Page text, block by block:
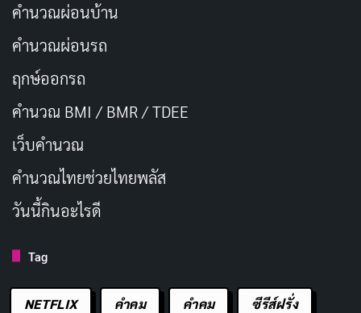
คำนวณผ่อนบ้าน
คำนวณผ่อนรถ
ฤกษ์ออกรถ
คำนวณ BMI / BMR / TDEE
เว็บคํานวณ
คํานวณไทยช่วยไทยพลัส
วันนี้กินอะไรดี
Tag
NETFLIX คำคม คําคม ซีรีส์ฝรั่ง